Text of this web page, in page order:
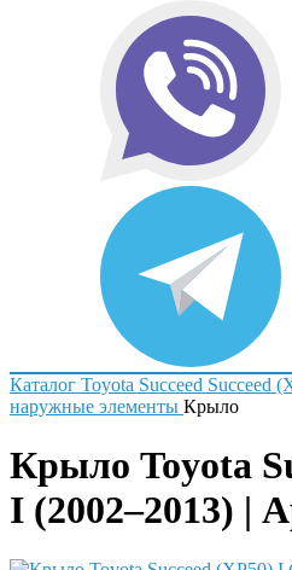
Каталог Toyota Succeed Succeed
наружные элементы Крыло
Крыло Toyota
I (2002–2013) |